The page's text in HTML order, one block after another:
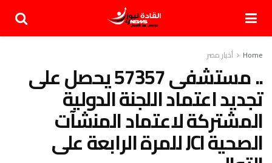
Home أخبار مصر
.. مستشفى 57357 يحصل على
تجديد اعتماد اللجنة الدولية
المشتركة لاعتماد المنشآت
الصحية JCI للمرة الرابعة على